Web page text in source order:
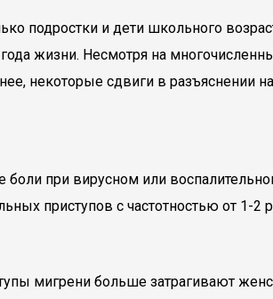
подростки и дети школьного
жизни. Несмотря на
некоторые сдвиги в разъяснении
при вирусном или
приступов с частотностью от 1-2
мигрени больше затрагивают